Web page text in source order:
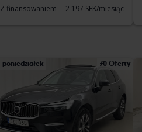
Z finansowaniem
2 197 SEK/miesiąc
poniedziałek 70 Oferty